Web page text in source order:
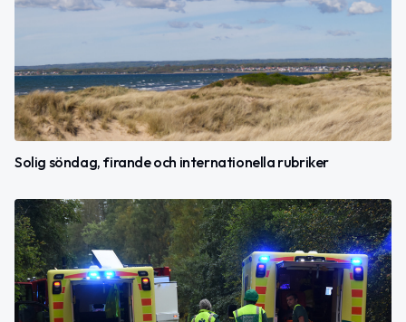
Solig söndag, firande och internationella rubriker